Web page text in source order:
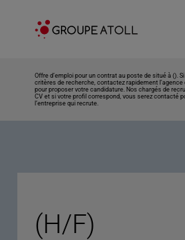
Offre d’emploi pour un contrat au poste de situé à ().
critères de recherche, contactez rapidement l’agence
pour proposer votre candidature. Nos chargés de
CV et si votre profil correspond, vous serez contacté
l’entreprise qui recrute.
(H/F)